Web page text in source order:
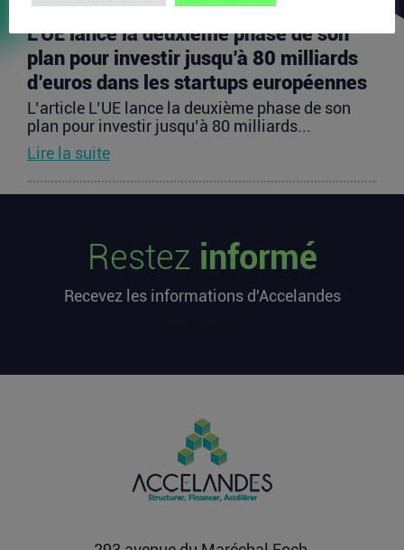
L’UE lance la deuxième phase de son
plan pour investir jusqu’à 80 milliards
d’euros dans les startups européennes
L’article L’UE lance la deuxième phase de son
plan pour investir jusqu’à 80 milliards...
Lire la suite
millions d’euros cette semaine
L’article Les startups françaises ont levé 113
premier sur...
chez OpenAI pour se soigner
L’article Après une pause de 3 mois, la Française
Fidji Simo quitte son poste chez OpenAI pour se
Restez informé
Recevez les informations d'Accelandes